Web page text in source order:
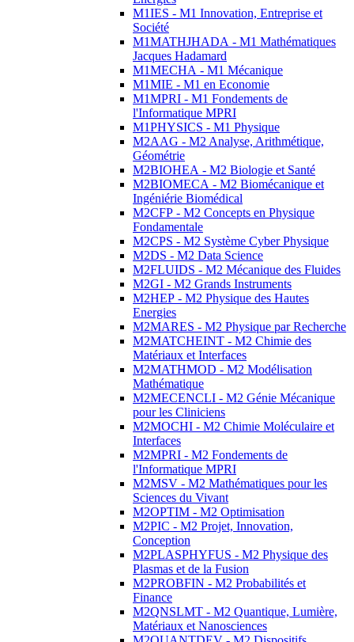
M1IES - M1 Innovation, Entreprise et
Société
M1MATHJHADA - M1 Mathématiques
Jacques Hadamard
M1MECHA - M1 Mécanique
M1MIE - M1 en Economie
M1MPRI - M1 Fondements de
l'Informatique MPRI
M1PHYSICS - M1 Physique
M2AAG - M2 Analyse, Arithmétique,
Géométrie
M2BIOHEA - M2 Biologie et Santé
M2BIOMECA - M2 Biomécanique et
Ingéniérie Biomédical
M2CFP - M2 Concepts en Physique
Fondamentale
M2CPS - M2 Système Cyber Physique
M2DS - M2 Data Science
M2FLUIDS - M2 Mécanique des Fluides
M2GI - M2 Grands Instruments
M2HEP - M2 Physique des Hautes
Energies
M2MARES - M2 Physique par Recherche
M2MATCHEINT - M2 Chimie des
Matériaux et Interfaces
M2MATHMOD - M2 Modélisation
Mathématique
M2MECENCLI - M2 Génie Mécanique
pour les Cliniciens
M2MOCHI - M2 Chimie Moléculaire et
Interfaces
M2MPRI - M2 Fondements de
l'Informatique MPRI
M2MSV - M2 Mathématiques pour les
Sciences du Vivant
M2OPTIM - M2 Optimisation
M2PIC - M2 Projet, Innovation,
Conception
M2PLASPHYFUS - M2 Physique des
Plasmas et de la Fusion
M2PROBFIN - M2 Probabilités et
Finance
M2QNSLMT - M2 Quantique, Lumière,
Matériaux et Nanosciences